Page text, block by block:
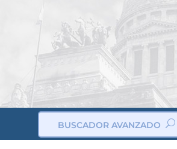
BUSCADOR AVANZADO
on